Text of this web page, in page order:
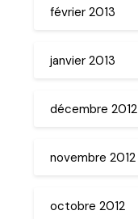
février 2013
janvier 2013
décembre 2012
novembre 2012
octobre 2012